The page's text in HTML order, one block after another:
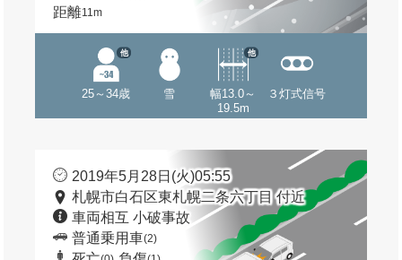
距離11m
25～34歳
他
雪
幅13.0～
19.5m
他
３灯式信号
2019年5月28日(火)05:55
札幌市白石区東札幌二条六丁目 付近
車両相互 小破事故
普通乗用車(2)